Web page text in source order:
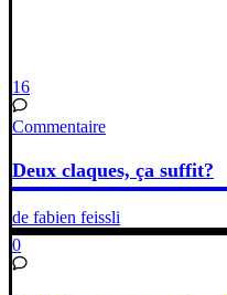
16
Commentaire
Deux claques, ça suffit?
de fabien feissli
0